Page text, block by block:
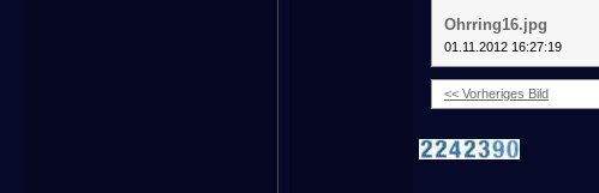
Ohrring16.jpg
01.11.2012 16:27:19
<< Vorheriges Bild